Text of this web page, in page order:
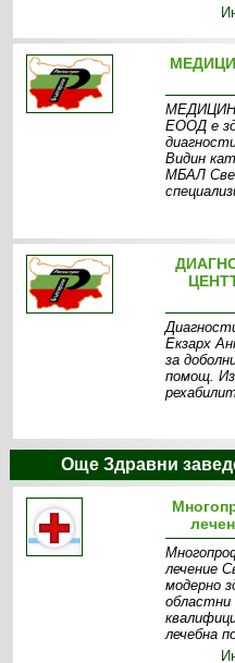
ЕООД е
Видин
МБАЛ
Екзарх
за
помощ.
Още Здравни
лечение
модерно
областни
лечебна